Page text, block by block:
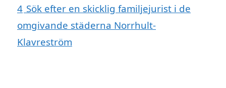
4 Sök efter en skicklig familjejurist i de
omgivande städerna Norrhult-
Klavreström